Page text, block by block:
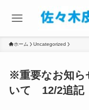
ホーム Uncategorized
※重要なお知
いて 12/2追記